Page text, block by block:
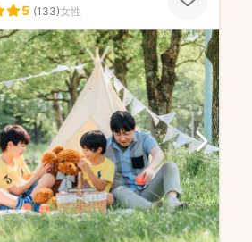
5 (133)女性